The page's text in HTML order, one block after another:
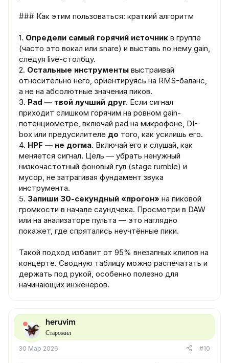
### Как этим пользоваться: краткий алгоритм
1. Определи самый горячий источник в группе
(часто это вокал или snare) и выставь по нему gain,
следуя live-столбцу.
2. Остальные инструменты выстраивай
относительно него, ориентируясь на RMS-баланс,
а не на абсолютные значения пиков.
3. Pad — твой лучший друг. Если сигнал
приходит слишком горячим на ровном gain-
потенциометре, включай pad на микрофоне, DI-
box или предусилителе до того, как усилишь его.
4. HPF — не догма. Включай его и слушай, как
меняется сигнал. Цель — убрать ненужный
низкочастотный фоновый гул (stage rumble) и
мусор, не затрагивая фундамент звука
инструмента.
5. Запиши 30-секундный «прогон» на пиковой
громкости в начале саундчека. Просмотри в DAW
или на анализаторе пульта — это наглядно
покажет, где спрятались неучтённые пики.
Такой подход избавит от 95% внезапных клипов на
концерте. Сводную таблицу можно распечатать и
держать под рукой, особенно полезно для
начинающих инженеров.
heruvim
Старожил
30 Мар 2026 #10